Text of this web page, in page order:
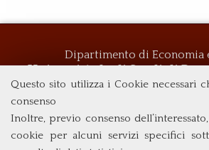
Questo sito utilizza i Cookie necessari
consenso
Inoltre, previo consenso
cookie per alcuni servizi specifici
Dipartimento di Economia
Università degli Studi di
Via Columbia, 2
Tel. +39 06 7259